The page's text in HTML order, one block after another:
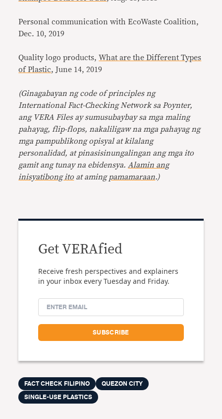
Personal communication with EcoWaste Coalition,
Dec. 10, 2019
Quality logo products,What are the Different Types
of Plastic, June 14, 2019
(Ginagabayan ng code of principles ng
International Fact-Checking Network sa Poynter,
ang VERA Files ay sumusubaybay sa mga maling
pahayag, flip-flops, nakaliligaw na mga pahayag ng
mga pampublikong opisyal at kilalang
personalidad, at pinasisinungalingan ang mga ito
gamit ang tunay na ebidensya.Alamin ang
inisyatibong ito at aming pamamaraan.)
Get VERAfied
Receive fresh perspectives and explainers
in your inbox every Tuesday and Friday.
FACT CHECK FILIPINO
QUEZON CITY
SINGLE-USE PLASTICS